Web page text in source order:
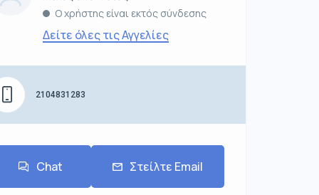
Ο χρήστης είναι εκτός σύνδεσης
Δείτε όλες τις Αγγελίες
2104831283
Chat Στείλτε Email